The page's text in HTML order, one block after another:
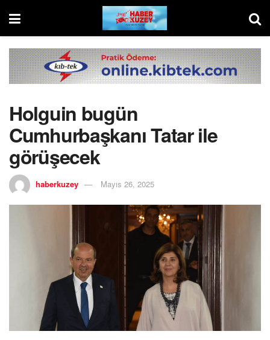
Holguin bugün
Cumhurbaşkanı Tatar ile
görüşecek
haberkuzey Mayıs 26, 2025